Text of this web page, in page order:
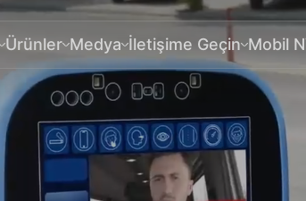
Ürünler Medya İletişime Geçin Mobil